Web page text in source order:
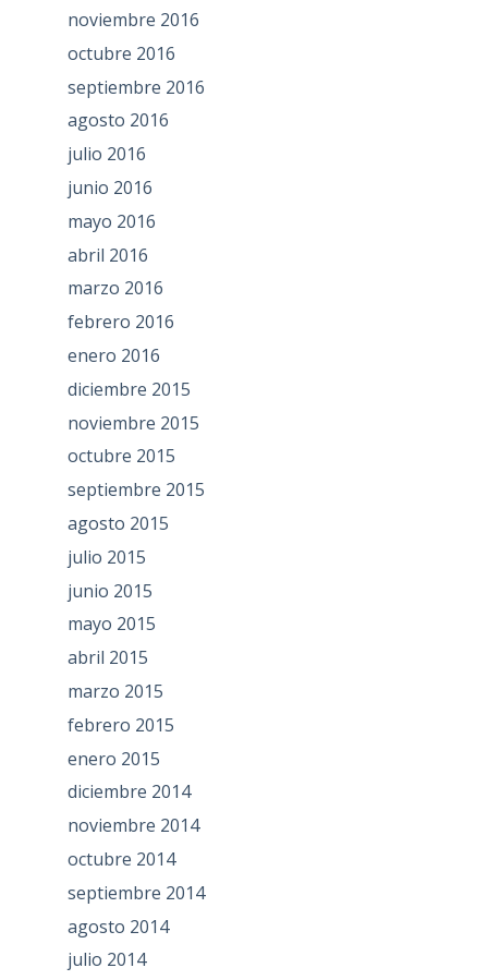
noviembre 2016
octubre 2016
septiembre 2016
agosto 2016
julio 2016
junio 2016
mayo 2016
abril 2016
marzo 2016
febrero 2016
enero 2016
diciembre 2015
noviembre 2015
octubre 2015
septiembre 2015
agosto 2015
julio 2015
junio 2015
mayo 2015
abril 2015
marzo 2015
febrero 2015
enero 2015
diciembre 2014
noviembre 2014
octubre 2014
septiembre 2014
agosto 2014
julio 2014